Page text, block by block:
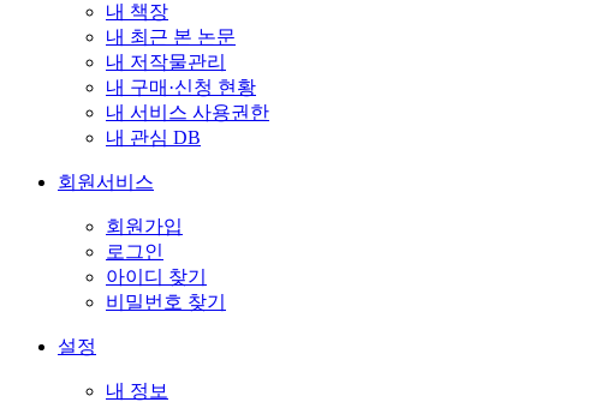
내 책장
내 최근 본 논문
내 저작물관리
내 구매·신청 현황
내 서비스 사용권한
내 관심 DB
회원서비스
회원가입
로그인
아이디 찾기
비밀번호 찾기
설정
내 정보